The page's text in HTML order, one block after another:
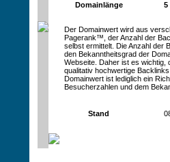
Domainlänge 5
Der Domainwert wird aus
Pagerank™, der Anzahl der
selbst ermittelt. Die Anzahl der
den Bekanntheitsgrad der
Webseite. Daher ist es wichtig,
qualitativ hochwertige
Domainwert ist lediglich ein
Besucherzahlen und dem
Stand